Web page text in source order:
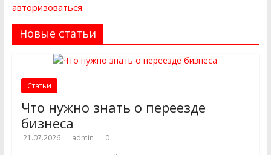
авторизоваться.
Новые статьи
Статьи
Что нужно знать о переезде
бизнеса
21.07.2026 admin 0